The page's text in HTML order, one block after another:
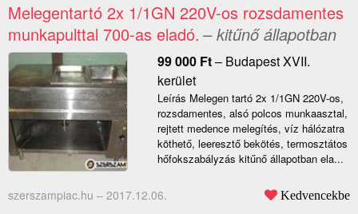
Melegentartó 2x 1/1GN 220V-os rozsdamentes
munkapulttal 700-as eladó. – kitűnő állapotban
99 000 Ft– Budapest XVII.
kerület
Leírás Melegen tartó 2x 1/1GN 220V-os,
rozsdamentes, alsó polcos munkaasztal,
rejtett medence melegítés, víz hálózatra
köthető, leeresztő bekötés, termosztátos
hőfokszabályzás kitűnő állapotban ela...
szerszampiac.hu – 2017.12.06. Kedvencekbe